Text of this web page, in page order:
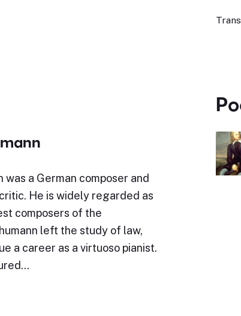
was a German composer and
He is widely regarded as
composers of the
left the study of law,
a career as a virtuoso pianist.